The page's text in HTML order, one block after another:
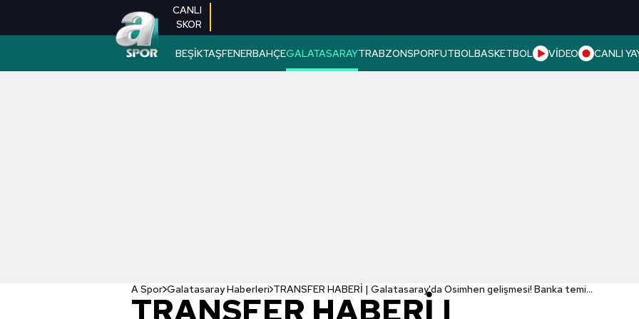
CANLI
SKOR
BEŞİKTAŞFENERBAHÇEGALATASARAYTRABZONSPORFUTBOLBASKETBOL VİDEO CANLI
A Spor Galatasaray Haberleri TRANSFER HABERİ | Galatasaray'da Osimhen gelişmesi! Banka teminatları...
TRANSFER HABERİ |